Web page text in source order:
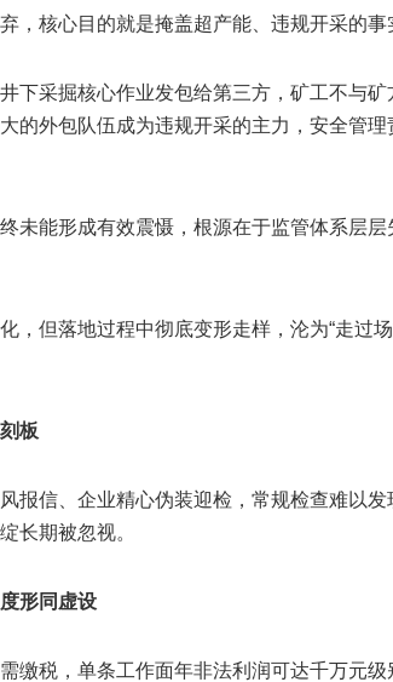
，核心目的就是掩盖超产能、违规开采的事
下采掘核心作业发包给第三方，矿工不与矿
的外包队伍成为违规开采的主力，安全管理
未能形成有效震慑，根源在于监管体系层层
，但落地过程中彻底变形走样，沦为“走过
板
报信、企业精心伪装迎检，常规检查难以发
长期被忽视。
形同虚设
缴税，单条工作面年非法利润可达千万元级